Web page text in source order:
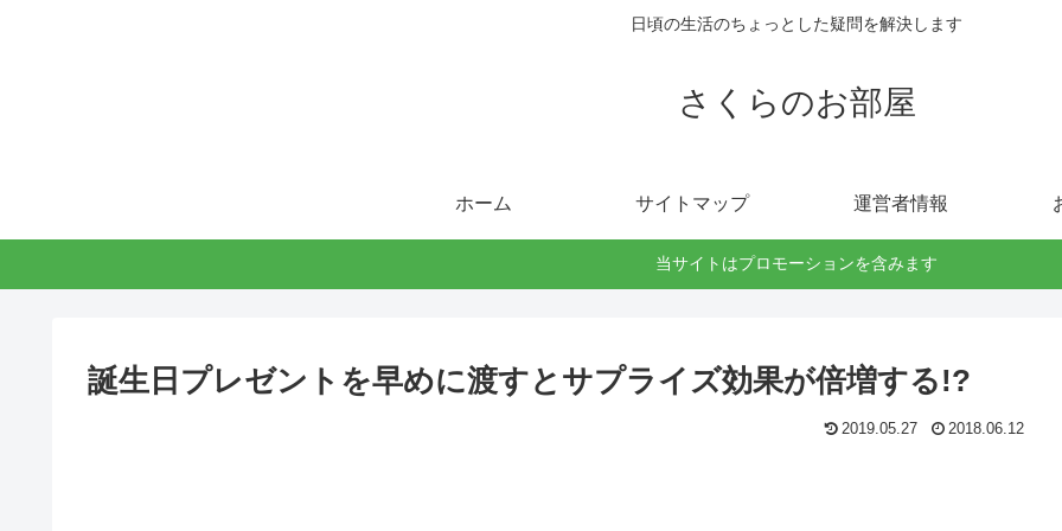
日頃の生活のちょっとした疑問を解決します
さくらのお部屋
ホーム サイトマップ 運営者情報
当サイトはプロモーションを含みます
誕生日プレゼントを早めに渡すとサプライズ効果が倍増する!?
2019.05.27 2018.06.12